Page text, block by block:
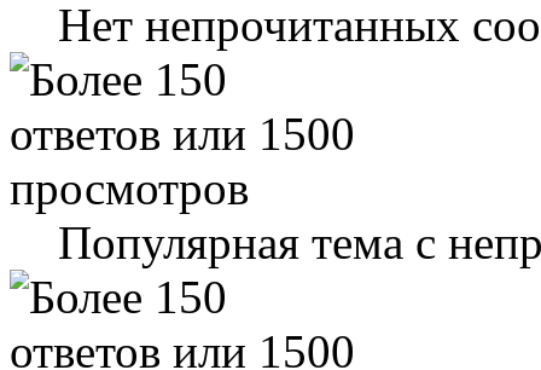
Нет непрочитанных
Популярная тема с